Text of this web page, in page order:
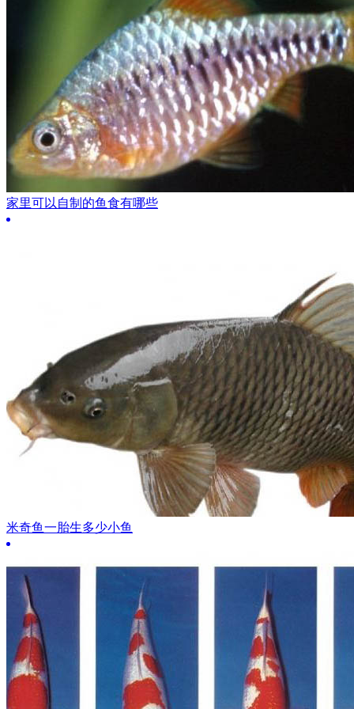
家里可以自制的鱼食有哪些
米奇鱼一胎生多少小鱼